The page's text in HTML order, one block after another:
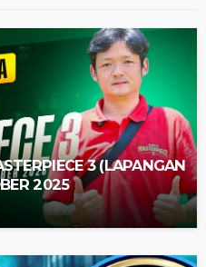
3 (LAPANGAN
2025